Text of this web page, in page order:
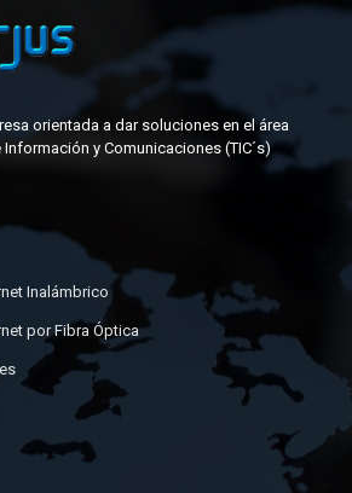
HORIZONTALES
VERTICALES
6, 5E
Ó 48 PUERTOS
DE CONECTORES
orientada a dar soluciones en el área
y Comunicaciones (TIC´s)
Inalámbrico
por Fibra Óptica